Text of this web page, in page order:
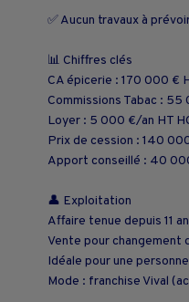
✅ Aucun travaux à
📊 Chiffres clés
CA épicerie : 170 000 €
Commissions Tabac :
Loyer : 5 000 €/an HT
Prix de cession : 140
Apport conseillé : 40
👤 Exploitation
Affaire tenue depuis 11
Vente pour changement
Idéale pour une
Mode : franchise Vival